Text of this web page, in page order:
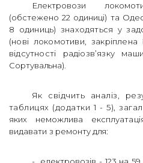
Електровози
(обстежено 22 одиниці) та
8 одиниць) знаходяться у
(нові локомотиви,
відсутності радіозв’язку
Сортувальна).
Як свідчить аналіз,
таблицях (додатки 1 - 5),
яких неможлива
видавати з ремонту для: